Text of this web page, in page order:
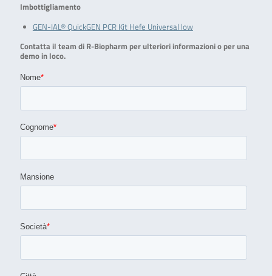
Imbottigliamento
GEN-IAL® QuickGEN PCR Kit Hefe Universal low
Contatta il team di R-Biopharm per ulteriori informazioni o per una
demo in loco.